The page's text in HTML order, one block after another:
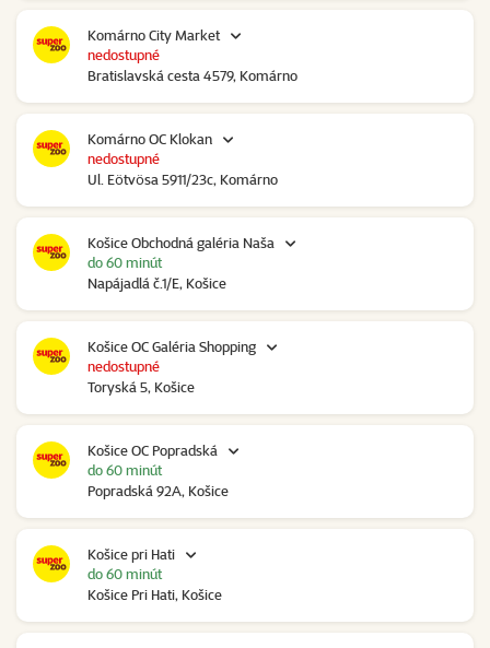
Komárno City Market
Bratislavská cesta 4579, Komárno
nedostupné
Komárno OC Klokan
Ul. Eötvösa 5911/23c, Komárno
nedostupné
Košice Obchodná galéria Naša
Napájadlá č.1/E, Košice
do 60 minút
Košice OC Galéria Shopping
Toryská 5, Košice
nedostupné
Košice OC Popradská
Popradská 92A, Košice
do 60 minút
Košice pri Hati
Košice Pri Hati, Košice
do 60 minút